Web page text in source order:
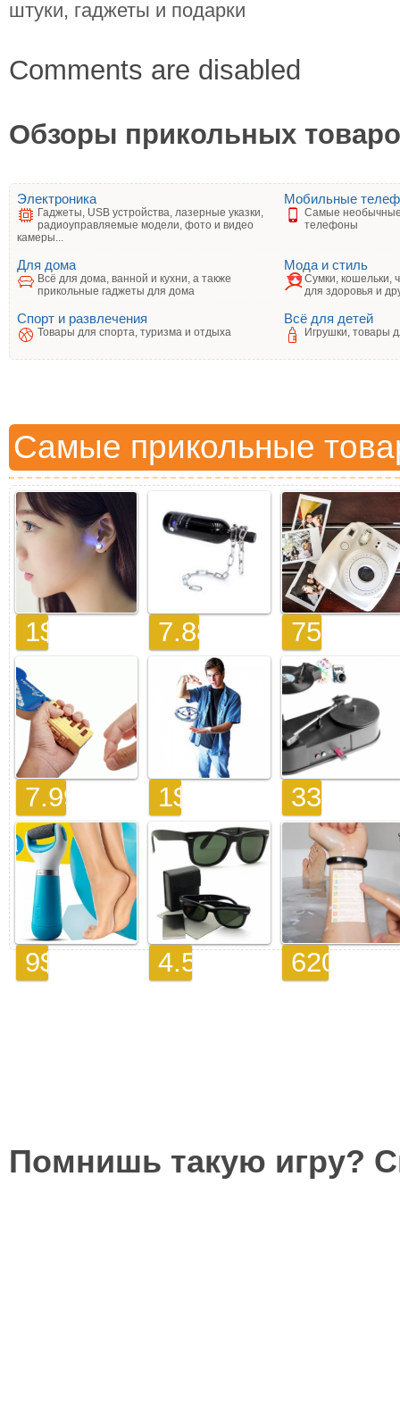
штуки, гаджеты и подарки
Comments are disabled
Обзоры прикольных
Электроника
Гаджеты, USB устройства, лазерные указки,
радиоуправляемые модели, фото и видео
камеры...
Мобильные
Самые
телефоны
Для дома
Всё для дома, ванной и кухни, а также
прикольные гаджеты для дома
Мода и стиль
Сумки, кошельки,
для здоровья и
Спорт и развлечения
Товары для спорта, туризма и отдыха
Всё для детей
Игрушки, товары
Самые прикольные
Помнишь такую игру?